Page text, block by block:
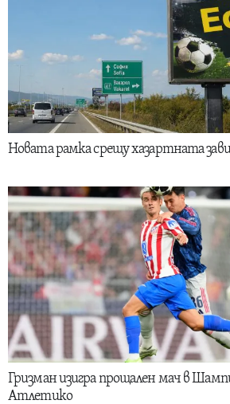
Новата рамка срещу хазартната
Гризман изигра прощален мач в
Атлетико